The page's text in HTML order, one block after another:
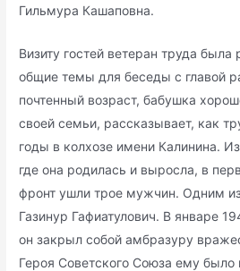
Гильмура Кашаповна.
Визиту гостей ветеран труда
общие темы для беседы с главой
почтенный возраст, бабушка
своей семьи, рассказывает, как
годы в колхозе имени Калинина.
где она родилась и выросла, в
фронт ушли трое мужчин. Одним
Газинур Гафиатулович. В январе
он закрыл собой амбразуру
Героя Советского Союза ему было